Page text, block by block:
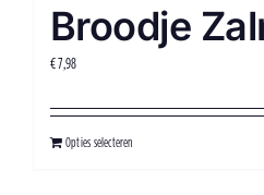
Broodje
€7,98
Opties selecteren